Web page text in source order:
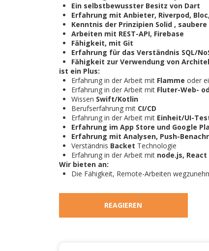
Ein selbstbewusster Besitz von Dart
Erfahrung mit Anbieter, Riverpod,
Kenntnis der Prinzipien Solid ,
Arbeiten mit REST-API, Firebase
Fähigkeit, mit Git
Erfahrung für das Verständnis SQL/
Fähigkeit zur Verwendung von
ist ein Plus:
Erfahrung in der Arbeit mit Flamme oder
Erfahrung in der Arbeit mit Fluter-Web-
Wissen Swift/Kotlin
Berufserfahrung mit CI/CD
Erfahrung in der Arbeit mit Einheit/UI-
Erfahrung im App Store und Google
Erfahrung mit Analysen, Push-
Verständnis Backet Technologie
Erfahrung in der Arbeit mit node.js,
Wir bieten an:
Die Fähigkeit, Remote-Arbeiten
REAGIEREN